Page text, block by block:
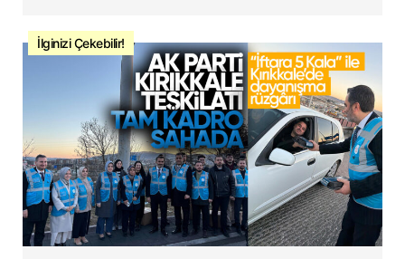
İlginizi Çekebilir!